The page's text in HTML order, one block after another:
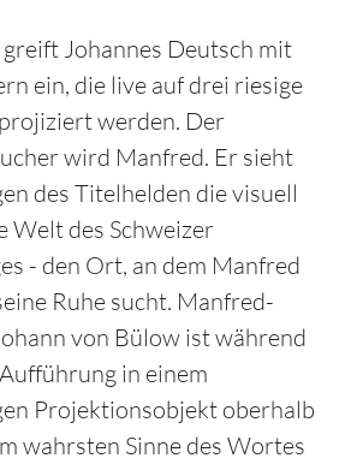
Johannes Deutsch mit
ein, die live auf drei riesige
werden. Der
wird Manfred. Er sieht
des Titelhelden die visuell
Welt des Schweizer
- den Ort, an dem Manfred
Ruhe sucht. Manfred-
von Bülow ist während
in einem
Projektionsobjekt oberhalb
wahrsten Sinne des Wortes